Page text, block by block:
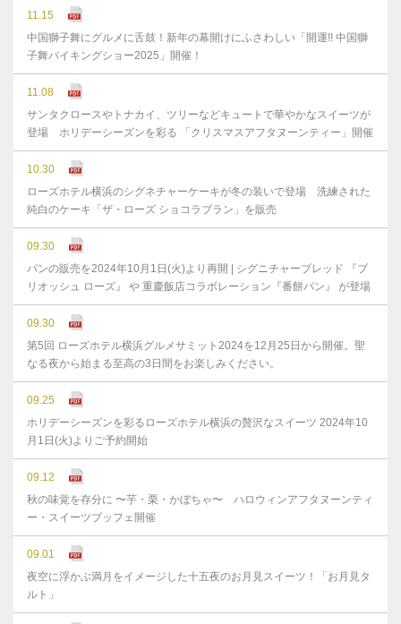
11.15
中国獅子舞にグルメに舌鼓！新年の幕開けにふさわしい「開運!! 中国獅
子舞バイキングショー2025」開催！
11.08
サンタクロースやトナカイ、ツリーなどキュートで華やかなスイーツが
登場 ホリデーシーズンを彩る 「クリスマスアフタヌーンティー」開催
10.30
ローズホテル横浜のシグネチャーケーキが冬の装いで登場 洗練された
純白のケーキ「ザ・ローズ ショコラブラン」を販売
09.30
パンの販売を2024年10月1日(火)より再開 | シグニチャーブレッド 『ブ
リオッシュ ローズ』 や 重慶飯店コラボレーション『番餅パン』 が登場
09.30
第5回 ローズホテル横浜グルメサミット2024を12月25日から開催。聖
なる夜から始まる至高の3日間をお楽しみください。
09.25
ホリデーシーズンを彩るローズホテル横浜の贅沢なスイーツ 2024年10
月1日(火)よりご予約開始
09.12
秋の味覚を存分に 〜芋・栗・かぼちゃ〜 ハロウィンアフタヌーンティ
ー・スイーツブッフェ開催
09.01
夜空に浮かぶ満月をイメージした十五夜のお月見スイーツ！「お月見タ
ルト」